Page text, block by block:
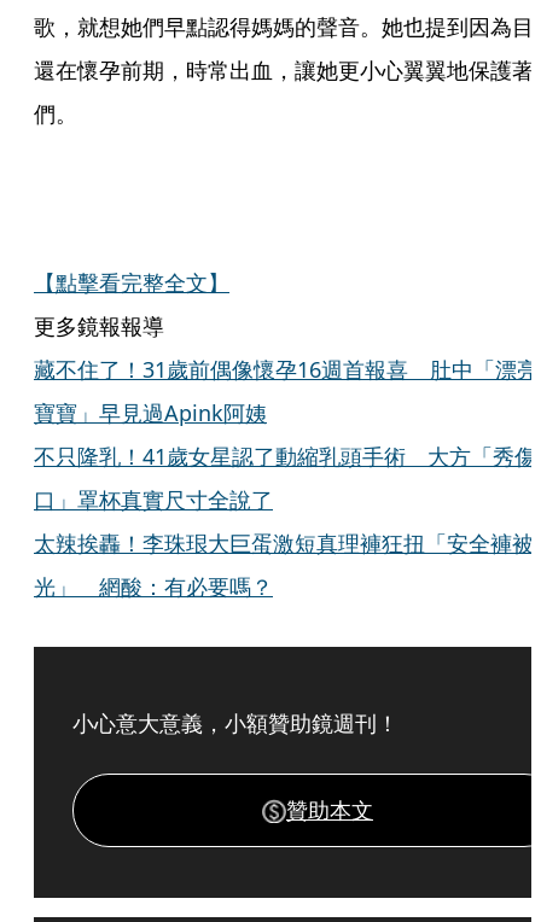
歌，就想她們早點認得媽媽的聲音。她也提到因為目
還在懷孕前期，時常出血，讓她更小心翼翼地保護著
們。
【點擊看完整全文】
更多鏡報報導
藏不住了！31歲前偶像懷孕16週首報喜 肚中「漂亮
寶寶」早見過Apink阿姨
不只隆乳！41歲女星認了動縮乳頭手術 大方「秀傷
口」罩杯真實尺寸全說了
太辣挨轟！李珠珢大巨蛋激短真理褲狂扭「安全褲被
光」 網酸：有必要嗎？
小心意大意義，小額贊助鏡週刊！
贊助本文